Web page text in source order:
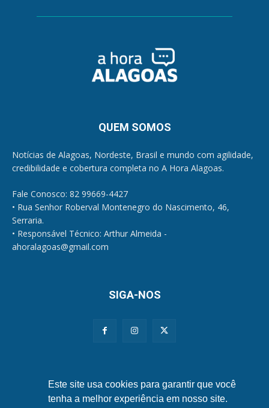
QUEM SOMOS
Notícias de Alagoas, Nordeste, Brasil e mundo com agilidade,
credibilidade e cobertura completa no A Hora Alagoas.
Fale Conosco: 82 99669-4427
• Rua Senhor Roberval Montenegro do Nascimento, 46,
Serraria.
• Responsável Técnico: Arthur Almeida -
ahoralagoas@gmail.com
SIGA-NOS
Este site usa cookies para garantir que você
tenha a melhor experiência em nosso site.